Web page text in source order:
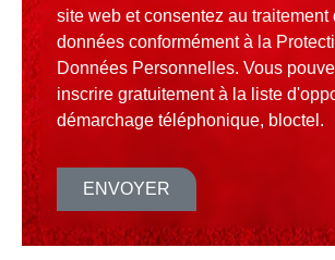
site web et consentez au traitement
données conformément à la
Données Personnelles. Vous
inscrire gratuitement à la liste
démarchage téléphonique, bloctel.
ENVOYER